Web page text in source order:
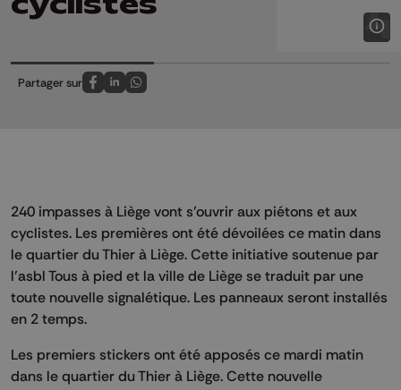
Partager sur
Partagez sur FaceBook
Partagez sur LinkedIn
Partagez sur Whatsapp
240 impasses à Liège vont s’ouvrir aux piétons et aux
cyclistes. Les premières ont été dévoilées ce matin dans
le quartier du Thier à Liège. Cette initiative soutenue par
l’asbl Tous à pied et la ville de Liège se traduit par une
toute nouvelle signalétique. Les panneaux seront installés
en 2 temps.
Les premiers stickers ont été apposés ce mardi matin
dans le quartier du Thier à Liège. Cette nouvelle